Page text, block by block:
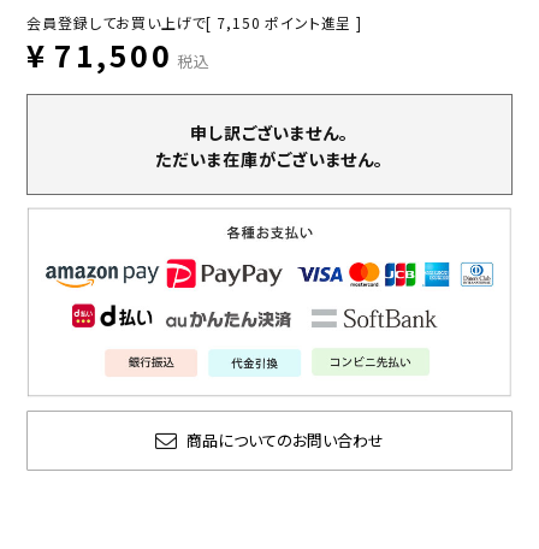
会員登録してお買い上げで[ 7,150 ポイント進呈 ]
¥ 71,500 税込
申し訳ございません。
ただいま在庫がございません。
商品についてのお問い合わせ